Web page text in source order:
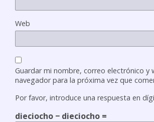
Web
Guardar mi nombre, correo electrónico y
navegador para la próxima vez que
Por favor, introduce una respuesta en
dieciocho − dieciocho =